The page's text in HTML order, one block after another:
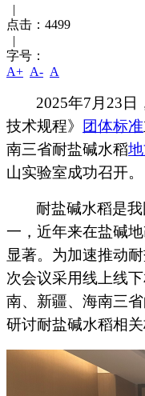
|
点击： 4499
|
字号：
A+ A- A
2025年7月23日
技术规程》
团体标准
南三省耐盐碱水稻
山实验室成功召开。
耐盐碱水稻是
一，近年来在盐碱
显著。为加速推动
次会议采用线上线
南、新疆、海南三
研讨耐盐碱水稻相